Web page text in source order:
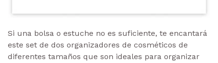
Si una bolsa o estuche no es suficiente, te encantará
este set de dos organizadores de cosméticos de
diferentes tamaños que son ideales para organizar